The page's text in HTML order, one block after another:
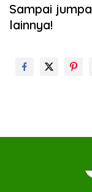
Sampai
lainnya!